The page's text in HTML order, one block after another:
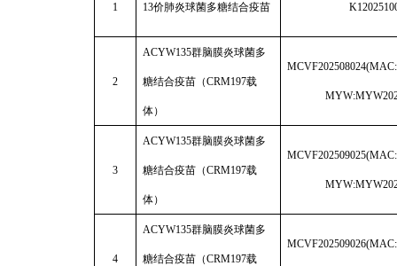
1 13价肺炎球菌多糖结合疫苗
2
ACYW135群脑膜炎球菌多
糖结合疫苗（CRM197载
体）
3
ACYW135群脑膜炎球菌多
糖结合疫苗（CRM197载
体）
4
ACYW135群脑膜炎球菌多
糖结合疫苗（CRM197载